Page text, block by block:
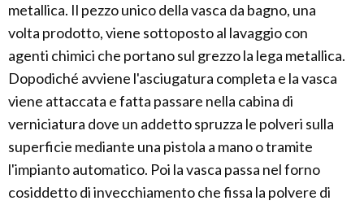
metallica. Il pezzo unico della vasca da bagno, una
volta prodotto, viene sottoposto al lavaggio con
agenti chimici che portano sul grezzo la lega metallica.
Dopodiché avviene l'asciugatura completa e la vasca
viene attaccata e fatta passare nella cabina di
verniciatura dove un addetto spruzza le polveri sulla
superficie mediante una pistola a mano o tramite
l'impianto automatico. Poi la vasca passa nel forno
cosiddetto di invecchiamento che fissa la polvere di